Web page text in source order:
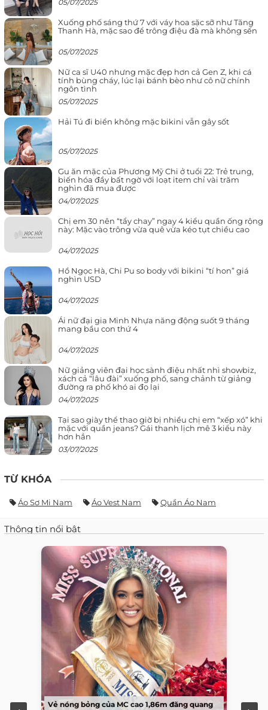
05/07/2025
Xuống phố sáng thứ 7 với váy hoa sặc sỡ như Tăng
Thanh Hà, mặc sao để trông điệu đà mà không sến
05/07/2025
Nữ ca sĩ U40 nhưng mặc đẹp hơn cả Gen Z, khi cá
tính bùng cháy, lúc lại bánh bèo như cô nữ chính
ngôn tình
05/07/2025
Hải Tú đi biển không mặc bikini vẫn gây sốt
05/07/2025
Gu ăn mặc của Phương Mỹ Chi ở tuổi 22: Trẻ trung,
biến hóa đầy bất ngờ với loạt item chỉ vài trăm
nghìn đã mua được
04/07/2025
Chị em 30 nên “tẩy chay” ngay 4 kiểu quần ống rộng
này: Mặc vào trông vừa quê vừa kéo tụt chiều cao
04/07/2025
Hồ Ngọc Hà, Chi Pu so body với bikini “tí hon” giá
nghìn USD
04/07/2025
Ái nữ đại gia Minh Nhựa năng động suốt 9 tháng
mang bầu con thứ 4
04/07/2025
Nữ giảng viên đại học sành điệu nhất nhì showbiz,
xách cả “lâu đài” xuống phố, sang chảnh từ giảng
đường ra phố khó ai đọ lại
04/07/2025
Tại sao giày thể thao giờ bị nhiều chị em “xếp xó” khi
mặc với quần jeans? Gái thanh lịch mê 3 kiểu này
hơn hẳn
03/07/2025
TỪ KHÓA
Áo Sơ Mi Nam Áo Vest Nam Quần Áo Nam
Thông tin nổi bật
Vẻ nóng bỏng của MC cao 1,86m đăng quang